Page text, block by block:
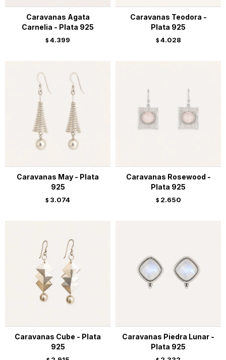
Caravanas Agata
Carnelia - Plata 925
$ 4.399
Caravanas Teodora -
Plata 925
$ 4.028
Caravanas May - Plata
925
$ 3.074
Caravanas Rosewood -
Plata 925
$ 2.650
Caravanas Cube - Plata
925
Caravanas Piedra Lunar -
Plata 925